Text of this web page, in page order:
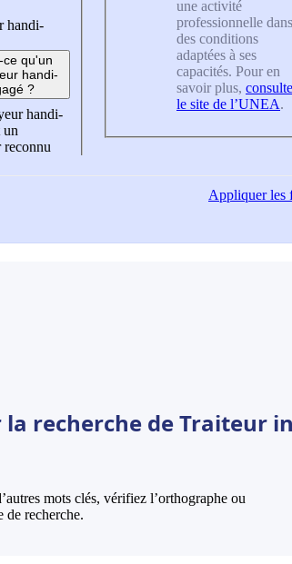
handi-
ce qu'un
handi-
?
handi-
un
reconnu
une activité
professionnelle dans
des conditions
adaptées à ses
capacités. Pour en
savoir plus,
le site de l’UNEA.
Appliquerles
recherche de Traiteur
mots clés, vérifiez l’orthographe ou
de recherche.